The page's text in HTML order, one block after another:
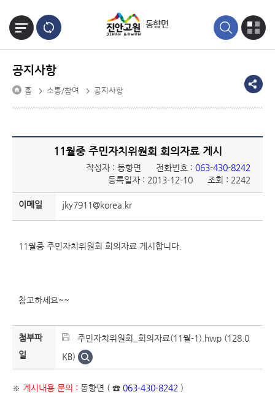
동향면
공지사항
홈 소통/참여 공지사항
11월중 주민자치위원회 회의자료 게시
작성자 : 동향면 전화번호 : 063-430-8242
등록일자 : 2013-12-10
조회 : 2242
이메일 jky7911@korea.kr
11월중 주민자치위원회 회의자료 게시합니다.
참고하세요~~
첨부파
일
주민자치위원회_회의자료(11월-1).hwp (128.0
KB)
※ 게시내용 문의 : 동향면 ( ☎ 063-430-8242 )